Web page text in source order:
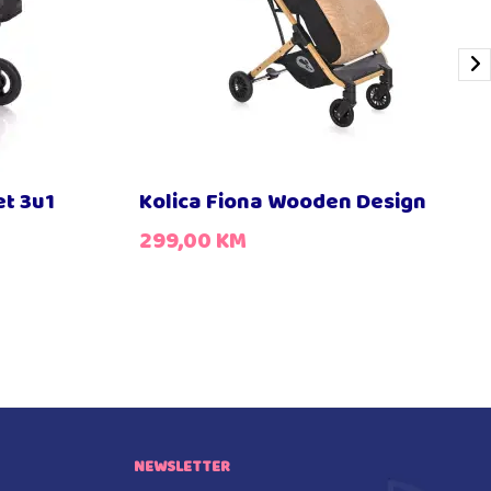
3u1 Kolica Fiona Wooden Design
299,00KM
NEWSLETTER